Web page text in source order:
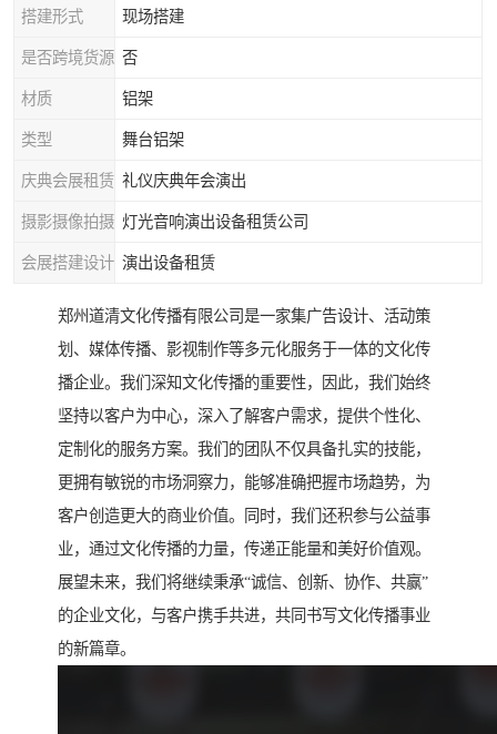
搭建形式 现场搭建
是否跨境货源 否
材质 铝架
类型 舞台铝架
庆典会展租赁 礼仪庆典年会演出
摄影摄像拍摄 灯光音响演出设备租赁公司
会展搭建设计 演出设备租赁
郑州道清文化传播有限公司是一家集广告设计、活动策
划、媒体传播、影视制作等多元化服务于一体的文化传
播企业。我们深知文化传播的重要性，因此，我们始终
坚持以客户为中心，深入了解客户需求，提供个性化、
定制化的服务方案。我们的团队不仅具备扎实的技能，
更拥有敏锐的市场洞察力，能够准确把握市场趋势，为
客户创造更大的商业价值。同时，我们还积参与公益事
业，通过文化传播的力量，传递正能量和美好价值观。
展望未来，我们将继续秉承“诚信、创新、协作、共赢”
的企业文化，与客户携手共进，共同书写文化传播事业
的新篇章。